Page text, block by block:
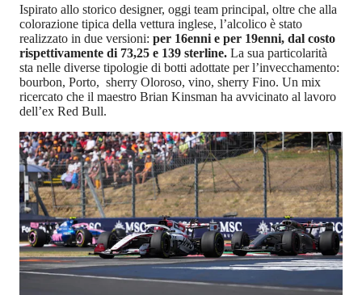
Ispirato allo storico designer, oggi team principal, oltre che alla
colorazione tipica della vettura inglese, l’alcolico è stato
realizzato in due versioni: per 16enni e per 19enni, dal costo
rispettivamente di 73,25 e 139 sterline. La sua particolarità
sta nelle diverse tipologie di botti adottate per l’invecchamento:
bourbon, Porto, sherry Oloroso, vino, sherry Fino. Un mix
ricercato che il maestro Brian Kinsman ha avvicinato al lavoro
dell’ex Red Bull.